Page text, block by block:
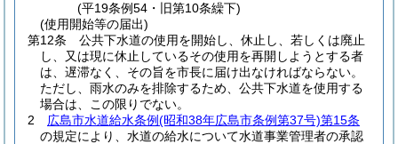
(平19条例54・旧第10条繰下)
(使用開始等の届出)
第12条
公共下水道の使用を開始し、休止し、若しくは廃止
し、又は現に休止しているその使用を再開しようとする者
は、遅滞なく、その旨を市長に届け出なければならない。
ただし、雨水のみを排除するため、公共下水道を使用する
場合は、この限りでない。
2
広島市水道給水条例(昭和38年広島市条例第37号)第15条
の規定により、水道の給水について水道事業管理者の承認